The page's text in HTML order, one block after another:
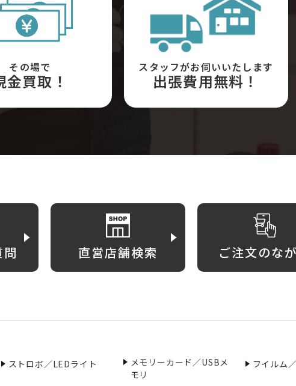
その場で
金買取！
スタッフがお伺いいたします
出張費用無料！
直営店舗検索 ご注文のな
ストロボ／LEDライト
メモリーカード／USBメ
モリ
フイルム